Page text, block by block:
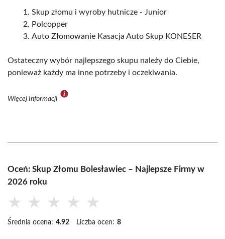
Skup złomu i wyroby hutnicze - Junior
Polcopper
Auto Złomowanie Kasacja Auto Skup KONESER
Ostateczny wybór najlepszego skupu należy do Ciebie,
ponieważ każdy ma inne potrzeby i oczekiwania.
Więcej Informacji
Oceń: Skup Złomu Bolesławiec – Najlepsze Firmy w
2026 roku
★ ★ ★ ★ ★
Średnia ocena: 4.92 Liczba ocen: 8